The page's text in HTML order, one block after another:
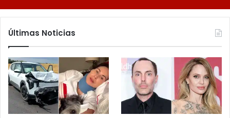
Últimas Noticias